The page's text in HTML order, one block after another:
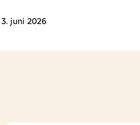
Det er enighet om et
virkning fra 1. april.
3. juni 2026